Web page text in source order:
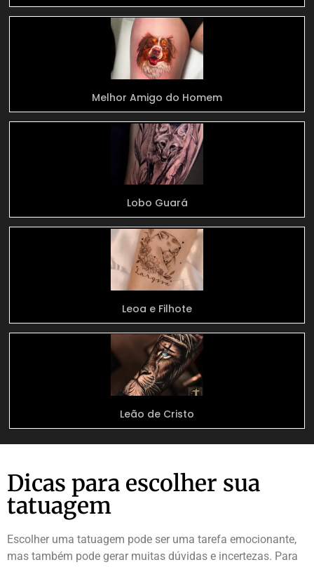
Melhor Amigo do Homem
Lobo Guará
Leoa e Filhote
Leão de Cristo
Dicas para escolher sua
tatuagem
Escolher uma tatuagem pode ser uma tarefa emocionante,
mas também pode gerar muitas dúvidas e incertezas. Para